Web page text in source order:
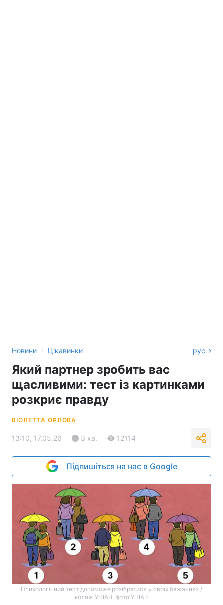
Новини › Цікавинки рус
Який партнер зробить вас
щасливими: тест із картинками
розкриє правду
ВІОЛЕТТА ОРЛОВА
13:10, 17.05.26 3 хв. 12114
Підпишіться на нас в Google
Психологічний тест допоможе розібратися у своїх бажаннях /
колаж УНІАН, фото УНІАН